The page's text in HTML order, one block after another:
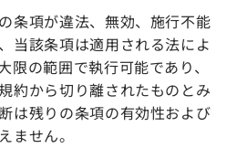
条項が違法、無効、施行不能
当該条項は適用される法によ
限の範囲で執行可能であり、
約から切り離されたものとみ
は残りの条項の有効性および
ません。